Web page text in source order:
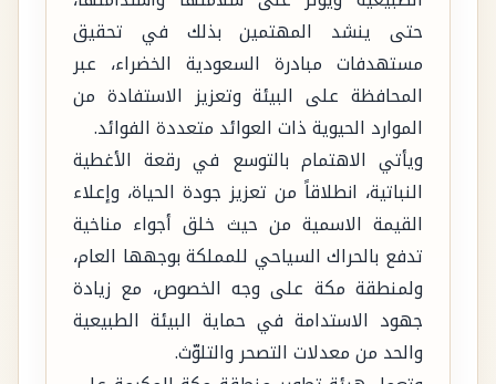
حتى ينشد المهتمين بذلك في تحقيق
مستهدفات مبادرة السعودية الخضراء، عبر
المحافظة على البيئة وتعزيز الاستفادة من
الموارد الحيوية ذات العوائد متعددة الفوائد.
ويأتي الاهتمام بالتوسع في رقعة الأغطية
النباتية، انطلاقاً من تعزيز جودة الحياة، وإعلاء
القيمة الاسمية من حيث خلق أجواء مناخية
تدفع بالحراك السياحي للمملكة بوجهها العام،
ولمنطقة مكة على وجه الخصوص، مع زيادة
جهود الاستدامة في حماية البيئة الطبيعية
والحد من معدلات التصحر والتلوّث.